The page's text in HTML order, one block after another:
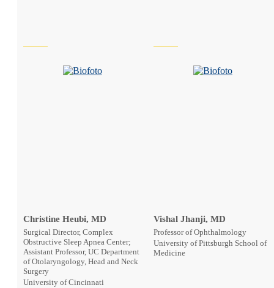
Christine Heubi, MD
Surgical Director, Complex
Obstructive Sleep Apnea Center;
Assistant Professor, UC Department
of Otolaryngology, Head and Neck
Surgery
University of Cincinnati
Vishal Jhanji, MD
Professor of Ophthalmology
University of Pittsburgh School of
Medicine